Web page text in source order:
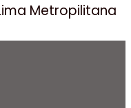
Metropilitana